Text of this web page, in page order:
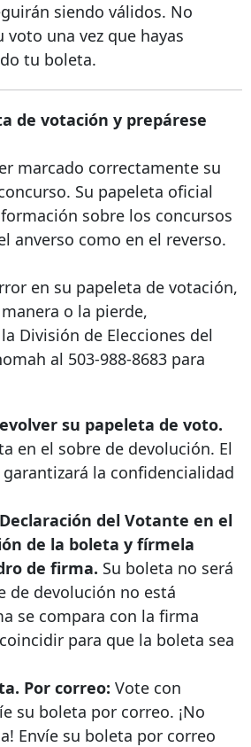
siendo válidos. No
una vez que hayas
tu boleta.
de votación y prepárese
marcado correctamente su
Su papeleta oficial
sobre los concursos
anverso como en el reverso.
en su papeleta de votación,
o la pierde,
División de Elecciones del
al 503-988-8683 para
su papeleta de voto.
en el sobre de devolución. El
la confidencialidad
del Votante en el
de la boleta y fírmela
de firma. Su boleta no será
de devolución no está
se compara con la firma
para que la boleta sea
Por correo: Vote con
su boleta por correo. ¡No
Envíe su boleta por correo